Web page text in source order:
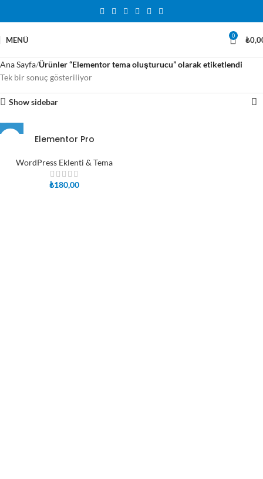
MENÜ 0 ₺
Ana Sayfa Ürünler “Elementor tema oluşturucu” olarak etiketlendi
Tek bir sonuç gösteriliyor
Show sidebar
Elementor Pro
WordPress Eklenti & Tema
₺180,00